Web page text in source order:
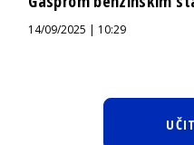
14/09/2025 | 10:29